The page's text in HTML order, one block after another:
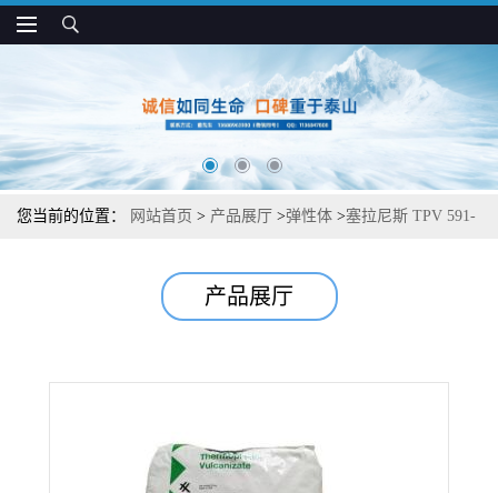
您当前的位置： 网站首页 > 产品展厅 >弹性体 >塞拉尼斯 TPV 591-
产品展厅